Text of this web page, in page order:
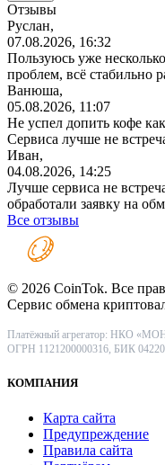
Отзывы
Руслан,
07.08.2026, 16:32
Пользуюсь уже
проблем, всё стабильно
Ванюша,
05.08.2026, 11:07
Не успел допить кофе
Сервиса лучше не
Иван,
04.08.2026, 14:25
Лучше сервиса не
обработали заявку на
Все отзывы
© 2026 CoinTok. Все
Сервис обмена
Платёжный агрегатор: НКО
ОГРН 1121200000316, БИК
КОМПАНИЯ
Карта сайта
Предупреждение
Правила сайта